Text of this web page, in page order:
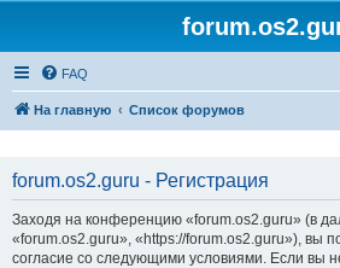
FAQ
На главную Список форумов
forum.os2.guru - Регистрация
Заходя на конференцию «forum.os2.guru» (в
«forum.os2.guru», «https://forum.os2.guru»), вы
согласие со следующими условиями. Если вы